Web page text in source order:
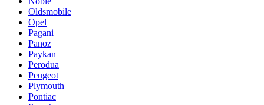
Oldsmobile
Opel
Pagani
Panoz
Paykan
Perodua
Peugeot
Plymouth
Pontiac